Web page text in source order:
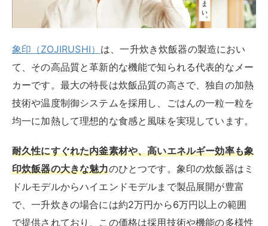
象印（ZOJIRUSHI） は、一升炊き炊飯器の製造におい
て、その高品質と革新的な機能で知られる代表的なメー
カーです。最大の特長は炊飯品質の高さで、独自の加熱
技術や温度制御システムを採用し、ごはんの一粒一粒を
均一に加熱して理想的な食感と風味を実現しています。
耐久性にすぐれた内釜素材や、高いエネルギー効率も象
印炊飯器の大きな魅力のひとつです。象印の炊飯器はミ
ドルモデルからハイエンドモデルまで製品展開が豊富
で、一升炊きの場合には約2万円から6万円以上の範囲
で提供されており、この価格は採用技術や機能の多様性